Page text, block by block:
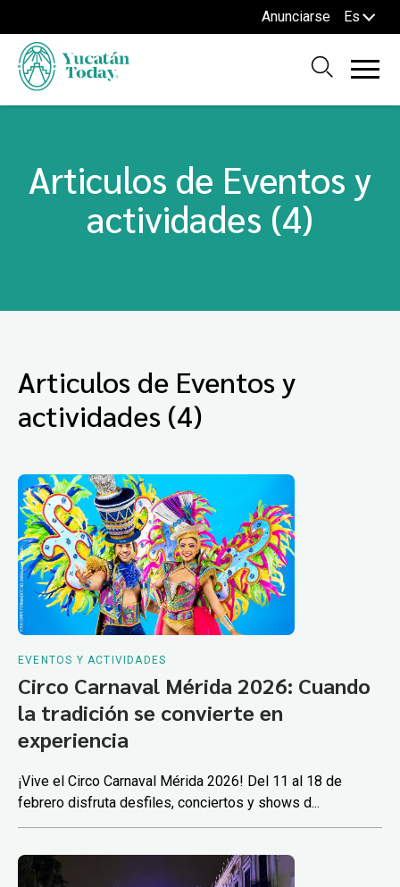
Anunciarse Es
Articulos de Eventos y
actividades (4)
Articulos de Eventos y
actividades (4)
EVENTOS Y ACTIVIDADES
Circo Carnaval Mérida 2026: Cuando
la tradición se convierte en
experiencia
¡Vive el Circo Carnaval Mérida 2026! Del 11 al 18 de
febrero disfruta desfiles, conciertos y shows d...